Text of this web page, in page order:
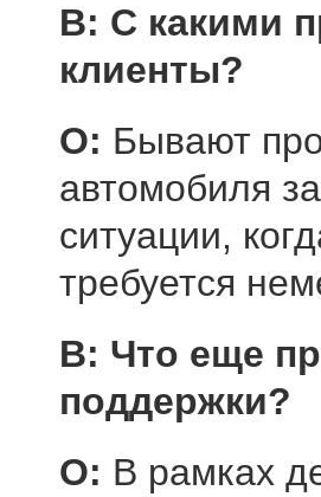
В: С какими
клиенты?
О: Бывают
автомобиля
ситуации,
требуется
В: Что еще
поддержки?
О: В рамках